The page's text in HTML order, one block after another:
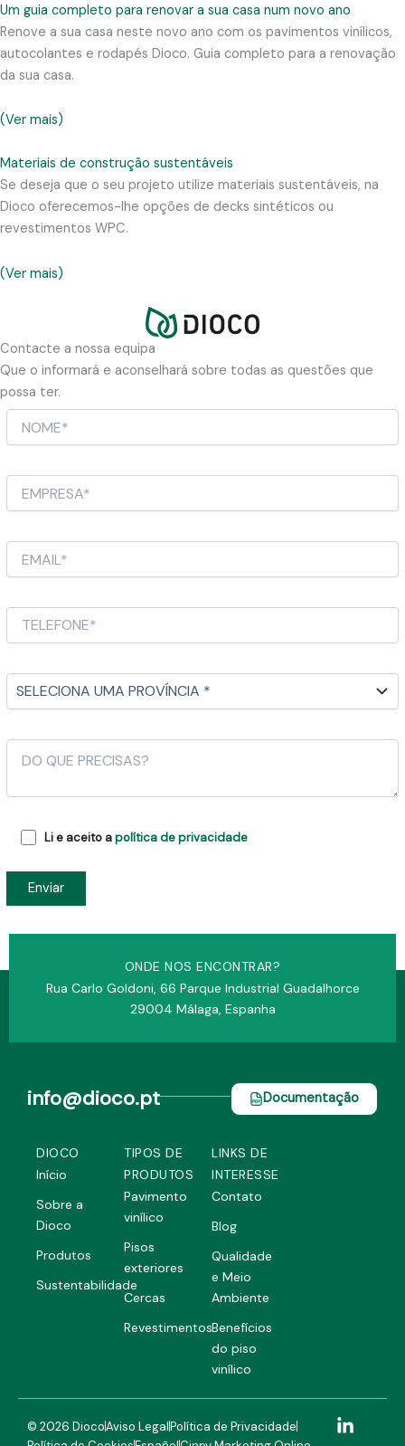
Um guia completo para renovar a sua casa num novo ano
Renove a sua casa neste novo ano com os pavimentos vinílicos,
autocolantes e rodapés Dioco. Guia completo para a renovação
da sua casa.
(Ver mais)
Materiais de construção sustentáveis
Se deseja que o seu projeto utilize materiais sustentáveis, na
Dioco oferecemos-lhe opções de decks sintéticos ou
revestimentos WPC.
(Ver mais)
Contacte a nossa equipa
Que o informará e aconselhará sobre todas as questões que
possa ter.
Li e aceito apolítica de privacidade
ONDE NOS ENCONTRAR?
Rua Carlo Goldoni, 66 Parque Industrial Guadalhorce
29004 Málaga, Espanha
info@dioco.pt Documentação
DIOCO
Início
Sobre a
Dioco
Produtos
Sustentabilidade
TIPOS DE
PRODUTOS
Pavimento
vinílico
Pisos
exteriores
Cercas
Revestimentos
LINKS DE
INTERESSE
Contato
Blog
Qualidade
e Meio
Ambiente
Benefícios
do piso
vinílico
© 2026 DiocoAviso LegalPolítica de Privacidade
L
i
I
n
F
a